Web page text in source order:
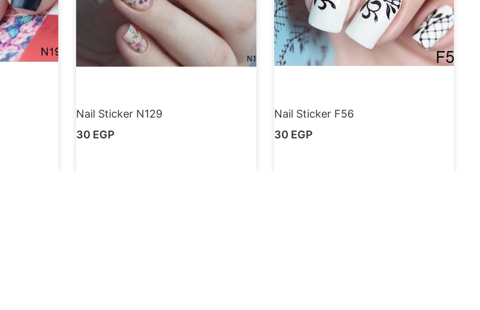
Nail Sticker N129
30 EGP
Nail Sticker F56
30 EGP